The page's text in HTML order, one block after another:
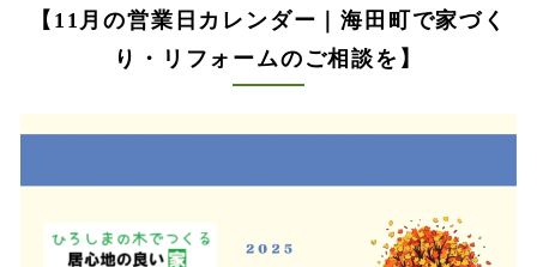
【11月の営業日カレンダー｜海田町で家づく
り・リフォームのご相談を】